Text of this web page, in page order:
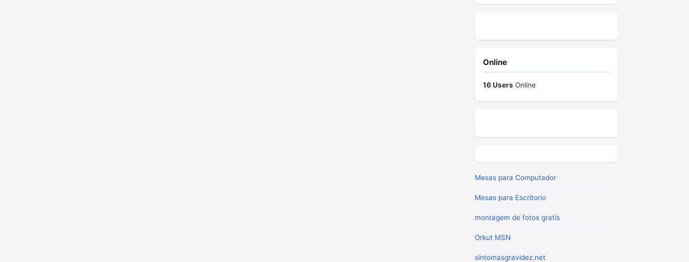
Online
16 Users Online
Mesas para Computador
Mesas para Escritorio
montagem de fotos gratis
Orkut MSN
sintomasgravidez.net